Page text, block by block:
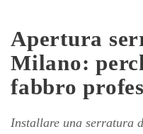
Apertura
Milano:
fabbro
Installare una serratura